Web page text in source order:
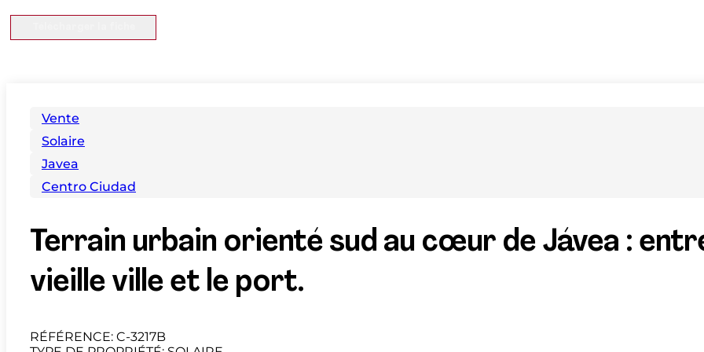
Vente
Solaire
Javea
Centro Ciudad
Terrain urbain orienté sud au cœur de Jávea :
vieille ville et le port.
RÉFÉRENCE: C-3217B